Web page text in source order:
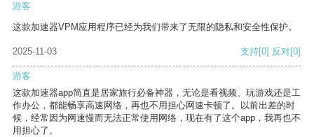
游客
这款加速器VPM应用程序已经为我们带来了无限的隐私和安全性保护。
2025-11-03 支持[0] 反对[0]
游客
这款加速器app简直是居家旅行必备神器，无论是看视频、玩游戏还是工
作办公，都能畅享高速网络，再也不用担心网速卡顿了。以前出差的时
候，经常因为网速慢而无法正常使用网络，现在有了这个app，我再也不
用担心了。